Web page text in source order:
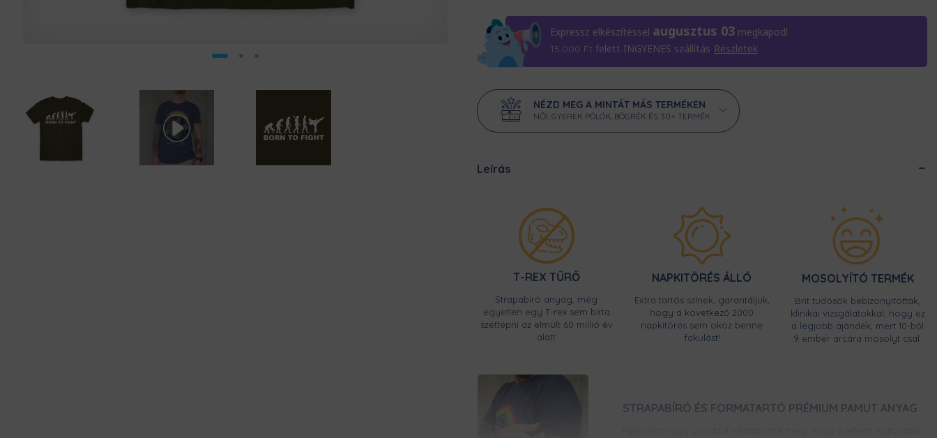
Expressz elkészítéssel augusztus 03 megkapod!
15.000 Ft felett INGYENES szállítás Részletek
NÉZD MEG A MINTÁT MÁS TERMÉKEN
NŐI, GYEREK PÓLÓK, BÖGRÉK ÉS 30+ TERMÉK
Leírás
T-REX TŰRŐ
Strapabíró anyag, még
egyetlen egy T-rex sem bírta
széttépni az elmúlt 60 millió év
alatt
NAPKITÖRÉS ÁLLÓ
Extra tartós színek, garantáljuk,
hogy a következő 2000
napkitörés sem okoz benne
fakulást!
MOSOLYÍTÓ TERMÉK
Brit tudósok bebizonyították,
klinikai vizsgálatokkal, hogy ez
a legjobb ajándék, mert 10-ből
9 ember arcára mosolyt csal.
STRAPABÍRÓ ÉS FORMATARTÓ PRÉMIUM PAMUT ANYAG